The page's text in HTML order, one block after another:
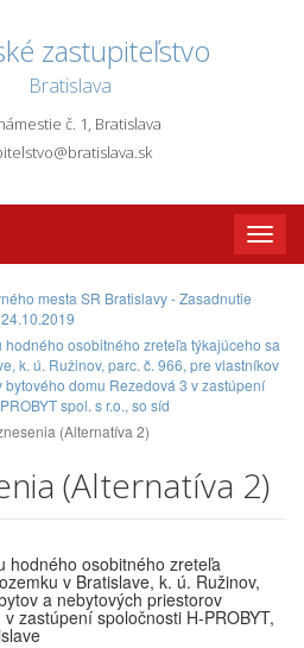
zastupiteľstvo
Bratislava
č. 1, Bratislava
Toggle
mesta SR Bratislavy - Zasadnutie
24.10.2019
osobitného zreteľa týkajúceho sa
k. ú. Ružinov, parc. č. 966, pre vlastníkov
domu Rezedová 3 v zastúpení
spol. s r.o., so síd
(Alternatíva 2)
(Alternatíva 2)
hodného osobitného zreteľa
v Bratislave, k. ú. Ružinov,
a nebytových priestorov
zastúpení spoločnosti H-PROBYT,